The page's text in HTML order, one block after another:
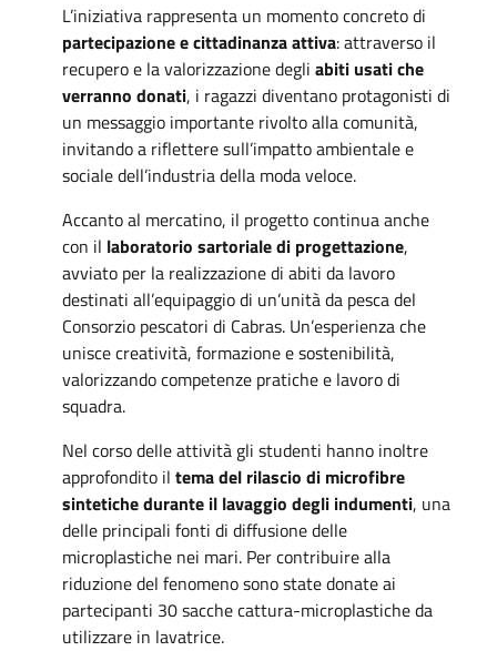
L’iniziativa rappresenta un momento concreto di
partecipazione e cittadinanza attiva: attraverso il
recupero e la valorizzazione degli abiti usati che
verranno donati, i ragazzi diventano protagonisti di
un messaggio importante rivolto alla comunità,
invitando a riflettere sull’impatto ambientale e
sociale dell’industria della moda veloce.
Accanto al mercatino, il progetto continua anche
con il laboratorio sartoriale di progettazione,
avviato per la realizzazione di abiti da lavoro
destinati all’equipaggio di un’unità da pesca del
Consorzio pescatori di Cabras. Un’esperienza che
unisce creatività, formazione e sostenibilità,
valorizzando competenze pratiche e lavoro di
squadra.
Nel corso delle attività gli studenti hanno inoltre
approfondito il tema del rilascio di microfibre
sintetiche durante il lavaggio degli indumenti, una
delle principali fonti di diffusione delle
microplastiche nei mari. Per contribuire alla
riduzione del fenomeno sono state donate ai
partecipanti 30 sacche cattura-microplastiche da
utilizzare in lavatrice.